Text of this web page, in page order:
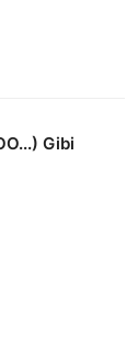
Gibi